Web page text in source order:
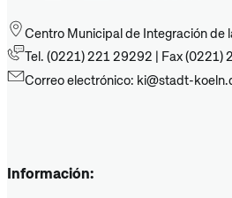
Centro Municipal de Integración de
Tel. (0221) 221 29292 | Fax (0221)
Correo electrónico: ki@stadt-
Información: